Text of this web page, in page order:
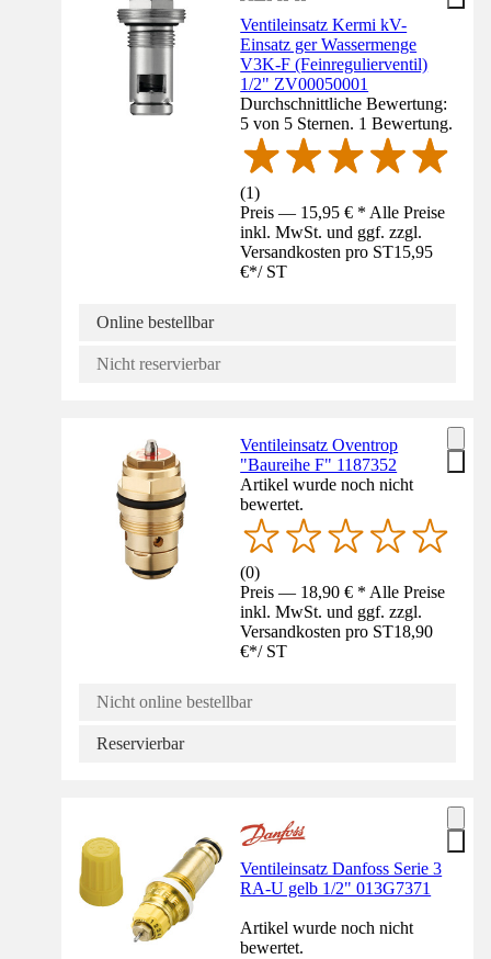
Ventileinsatz Kermi kV-
Einsatz ger Wassermenge
V3K-F (Feinregulierventil)
1/2" ZV00050001
Durchschnittliche Bewertung:
5 von 5 Sternen. 1 Bewertung.
(1)
Preis — 15,95 € * Alle Preise
inkl. MwSt. und ggf. zzgl.
Versandkosten pro ST15,95
€*/ ST
Online bestellbar
Nicht reservierbar
Ventileinsatz Oventrop
"Baureihe F" 1187352
Artikel wurde noch nicht
bewertet.
(0)
Preis — 18,90 € * Alle Preise
inkl. MwSt. und ggf. zzgl.
Versandkosten pro ST18,90
€*/ ST
Nicht online bestellbar
Reservierbar
Ventileinsatz Danfoss Serie 3
RA-U gelb 1/2" 013G7371
Artikel wurde noch nicht
bewertet.